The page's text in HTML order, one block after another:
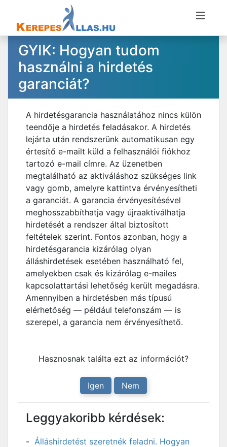
GYIK: Hogyan tudom
használni a hirdetés
garanciát?
A hirdetésgarancia használatához nincs külön
teendője a hirdetés feladásakor. A hirdetés
lejárta után rendszerünk automatikusan egy
értesítő e-mailt küld a felhasználói fiókhoz
tartozó e-mail címre. Az üzenetben
megtalálható az aktiváláshoz szükséges link
vagy gomb, amelyre kattintva érvényesítheti
a garanciát. A garancia érvényesítésével
meghosszabbíthatja vagy újraaktiválhatja
hirdetését a rendszer által biztosított
feltételek szerint. Fontos azonban, hogy a
hirdetésgarancia kizárólag olyan
álláshirdetések esetében használható fel,
amelyekben csak és kizárólag e-mailes
kapcsolattartási lehetőség került megadásra.
Amennyiben a hirdetésben más típusú
elérhetőség — például telefonszám — is
szerepel, a garancia nem érvényesíthető.
Hasznosnak találta ezt az információt?
Igen Nem
Leggyakoribb kérdések:
Álláshirdetést szeretnék feladni. Hogyan